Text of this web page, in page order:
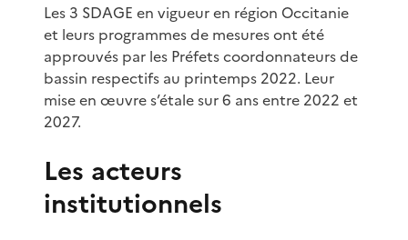
Les 3 SDAGE en vigueur en région Occitanie
et leurs programmes de mesures ont été
approuvés par les Préfets coordonnateurs de
bassin respectifs au printemps 2022. Leur
mise en œuvre s’étale sur 6 ans entre 2022 et
2027.
Les acteurs
institutionnels